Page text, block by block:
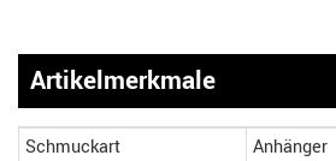
Artikelmerkmale
Schmuckart
Anhänger